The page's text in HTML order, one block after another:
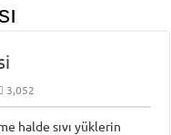
Geleceğin
Mesaj Var!
3,052
halde sıvı yüklerin